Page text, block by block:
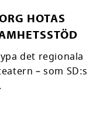
HOTAS
det regionala
– som SD:s